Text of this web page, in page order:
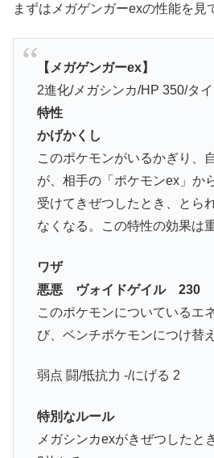
まずはメガゲンガーexの性能を見
【メガゲンガーex】
2進化/メガシンカ/HP 350/タ
特性
かげかくし
このポケモンがいるかぎり、
が、相手の「ポケモンex」か
受けてきぜつしたとき、とら
なくなる。この特性の効果は
ワザ
悪悪 ヴォイドゲイル 230
このポケモンについているエ
び、ベンチポケモンにつけ替え
弱点 闘/抵抗力 -/にげる 2
特別なルール
メガシンカexがきぜつしたと